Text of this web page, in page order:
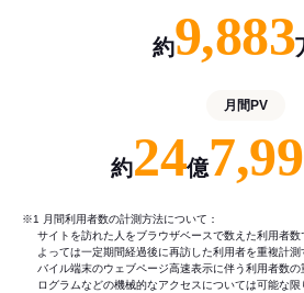
約9,883
月間PV
約24億
※1 月間利用者数の計測方法について：
サイトを訪れた人をブラウザベースで数えた利用者
よっては一定期間経過後に再訪した利用者を重複計
バイル端末のウェブページ高速表示に伴う利用者数
ログラムなどの機械的なアクセスについては可能な限